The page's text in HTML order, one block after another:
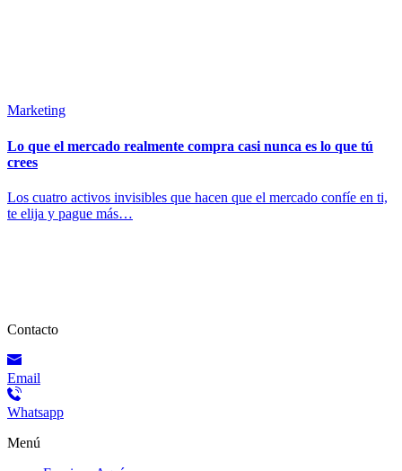
Marketing
Lo que el mercado realmente compra casi nunca es lo que tú
crees
Los cuatro activos invisibles que hacen que el mercado confíe en ti,
te elija y pague más…
Contacto
Email
Whatsapp
Menú